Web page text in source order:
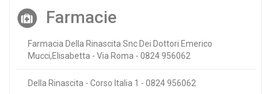
Farmacie
Farmacia Della Rinascita Snc Dei Dottori Emerico
Mucci,Elisabetta - Via Roma - 0824 956062
Della Rinascita - Corso Italia 1 - 0824 956062